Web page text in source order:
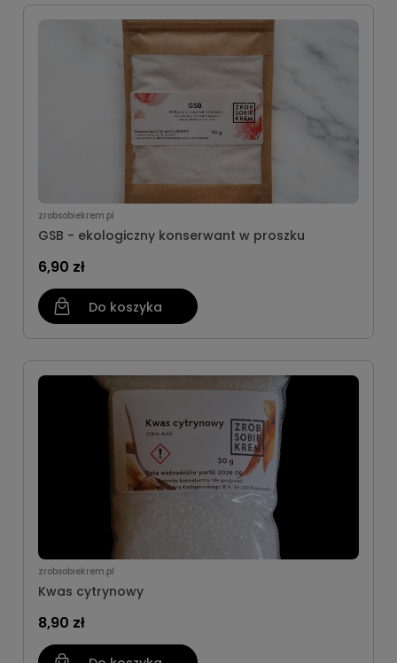
zrobsobiekrem.pl
GSB - ekologiczny konserwant w proszku
6,90 zł
Do koszyka
zrobsobiekrem.pl
Kwas cytrynowy
8,90 zł